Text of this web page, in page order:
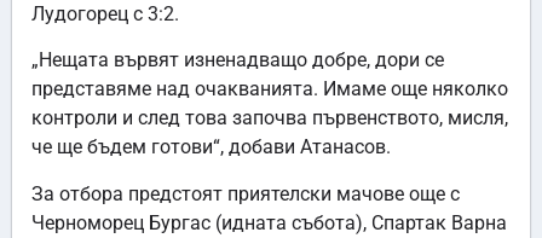
Лудогорец с 3:2.
„Нещата вървят изненадващо добре, дори се
представяме над очакванията. Имаме още няколко
контроли и след това започва първенството, мисля,
че ще бъдем готови“, добави Атанасов.
За отбора предстоят приятелски мачове още с
Черноморец Бургас (идната събота), Спартак Варна